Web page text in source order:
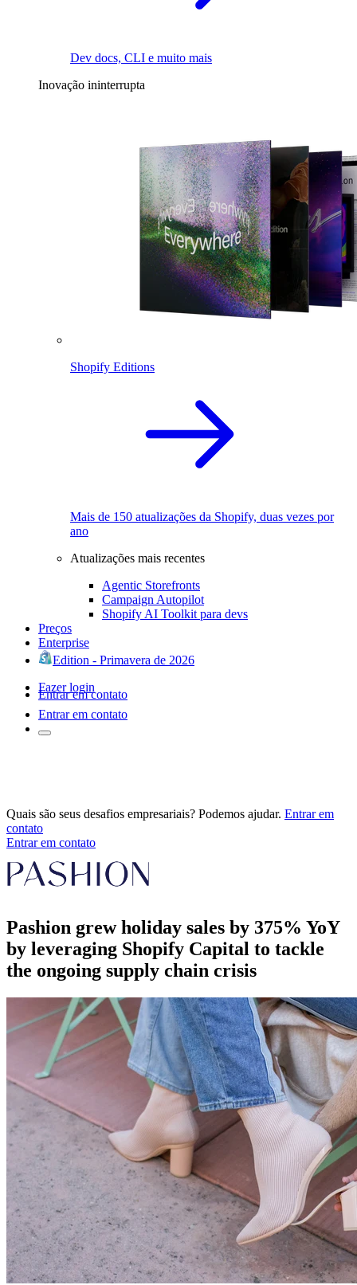
Dev docs, CLI e muito mais
Inovação ininterrupta
Shopify Editions
Mais de 150 atualizações da Shopify, duas vezes por
ano
Atualizações mais recentes
Agentic Storefronts
Campaign Autopilot
Shopify AI Toolkit para devs
Preços
Enterprise
Edition - Primavera de 2026
Fazer login
Entrar em contato
Entrar em contato
Quais são seus desafios empresariais? Podemos ajudar. Entrar em
contato
Entrar em contato
Pashion grew holiday sales by 375% YoY
by leveraging Shopify Capital to tackle
the ongoing supply chain crisis